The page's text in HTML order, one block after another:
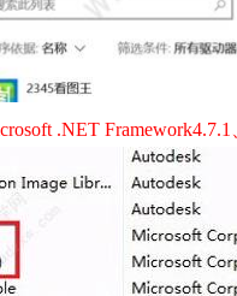
.NET